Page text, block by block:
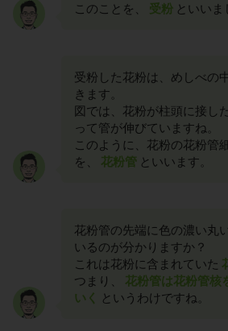
このことを、
受粉 といいま
受粉した花粉は、めしべの
きます。
図では、花粉が柱頭に接し
って管が伸びていますね。
このように、花粉の花粉管
を、
花粉管 といいます。
花粉管の先端に色の濃い丸
いるのが分かりますか？
これは花粉に含まれていた
つまり、
花粉管は花粉管核
いく
というわけですね。